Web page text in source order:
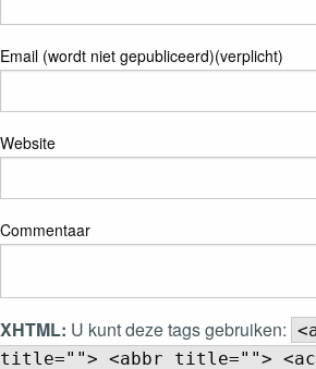
Email (wordt niet gepubliceerd)(verplicht)
Website
Commentaar
XHTML: U kunt deze tags gebruiken:
title=""> <abbr title="">